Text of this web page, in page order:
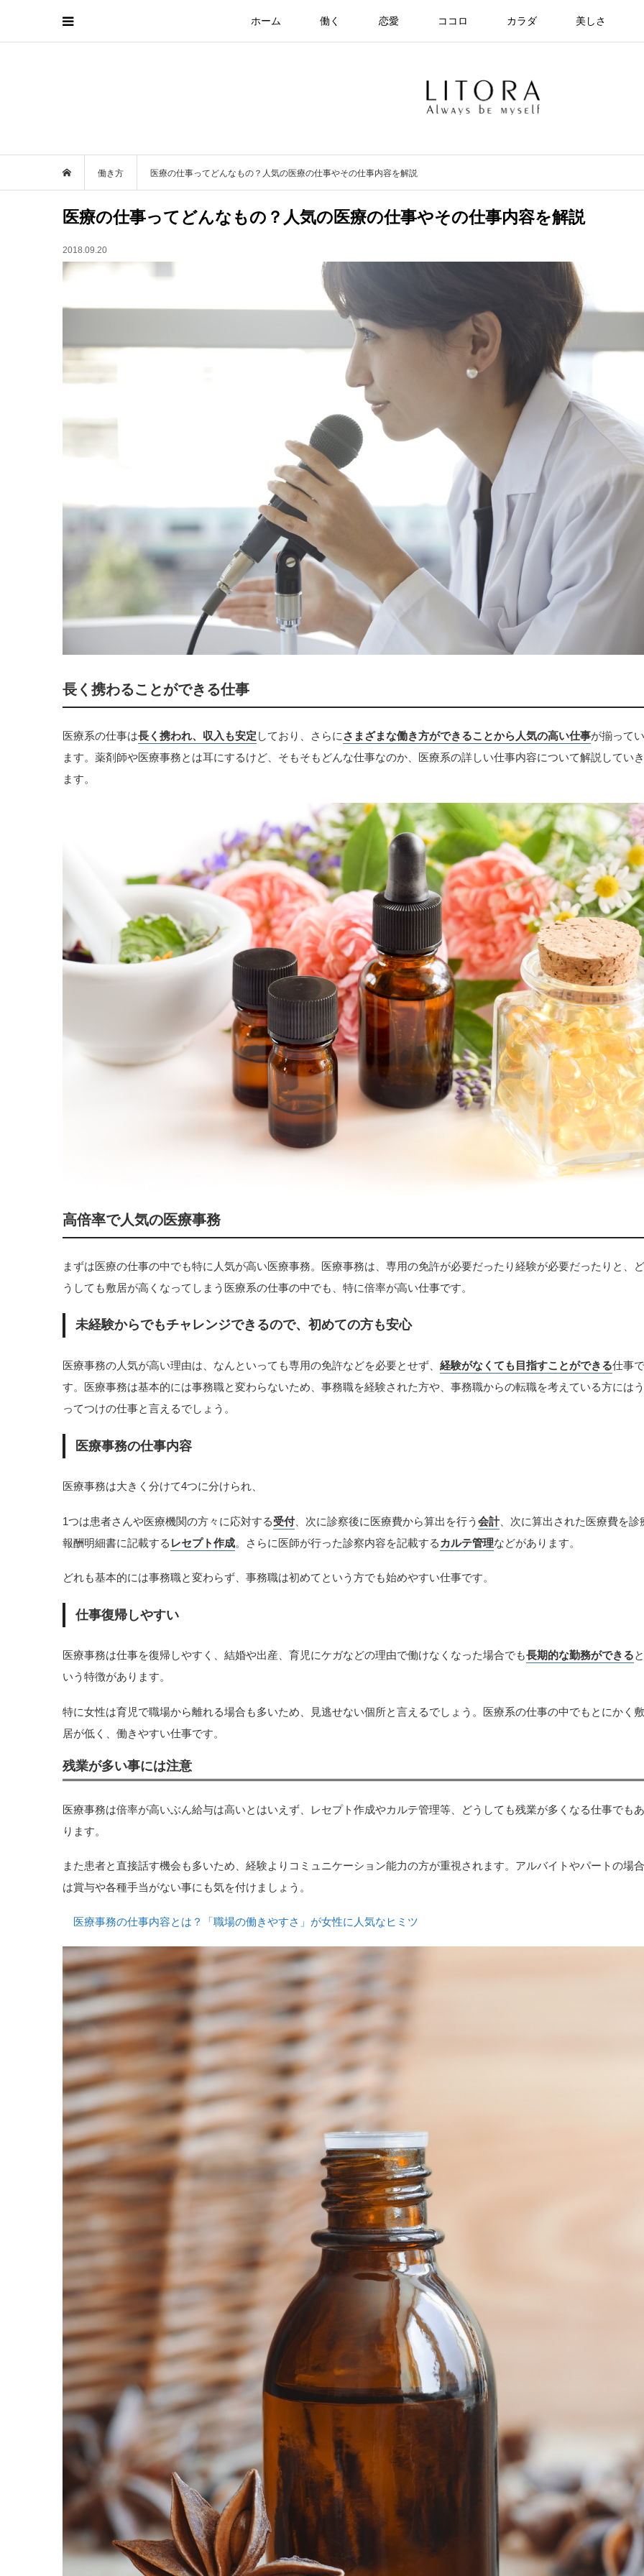
ホーム 働く 恋愛 ココロ カラダ 美しさ
働き方 医療の仕事ってどんなもの？人気の医療の仕事やその仕事内容を解説
医療の仕事ってどんなもの？人気の医療の仕事やその仕事内容を解説
2018.09.20
長く携わることができる仕事
医療系の仕事は長く携われ、収入も安定 しており、さらに さまざまな働き方ができることから人気の高い仕事が揃ってい
ます。薬剤師や医療事務とは耳にするけど、そもそもどんな仕事なのか、医療系の詳しい仕事内容について解説していき
ます。
高倍率で人気の医療事務
まずは医療の仕事の中でも特に人気が高い医療事務。医療事務は、専用の免許が必要だったり経験が必要だったりと、ど
うしても敷居が高くなってしまう医療系の仕事の中でも、特に倍率が高い仕事です。
未経験からでもチャレンジできるので、初めての方も安心
医療事務の人気が高い理由は、なんといっても専用の免許などを必要とせず、 経験がなくても目指すことができる仕事で
す。医療事務は基本的には事務職と変わらないため、事務職を経験された方や、事務職からの転職を考えている方にはう
ってつけの仕事と言えるでしょう。
医療事務の仕事内容
医療事務は大きく分けて4つに分けられ、
1つは患者さんや医療機関の方々に応対する受付、次に診察後に医療費から算出を行う 会計、次に算出された医療費を診
報酬明細書に記載する レセプト作成。さらに医師が行った診察内容を記載する カルテ管理などがあります。
どれも基本的には事務職と変わらず、事務職は初めてという方でも始めやすい仕事です。
仕事復帰しやすい
医療事務は仕事を復帰しやすく、結婚や出産、育児にケガなどの理由で働けなくなった場合でも長期的な勤務ができると
いう特徴があります。
特に女性は育児で職場から離れる場合も多いため、見逃せない個所と言えるでしょう。医療系の仕事の中でもとにかく敷
居が低く、働きやすい仕事です。
残業が多い事には注意
医療事務は倍率が高いぶん給与は高いとはいえず、レセプト作成やカルテ管理等、どうしても残業が多くなる仕事でもあ
ります。
また患者と直接話す機会も多いため、経験よりコミュニケーション能力の方が重視されます。アルバイトやパートの場合
は賞与や各種手当がない事にも気を付けましょう。
医療事務の仕事内容とは？「職場の働きやすさ」が女性に人気なヒミツ